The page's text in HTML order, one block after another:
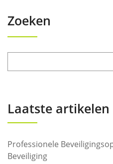
Zoeken
Laatste artikelen
Professionele
Beveiliging